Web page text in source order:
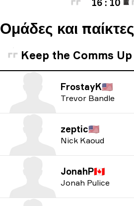
16 : 10
Ομάδες και παίκτες
Keep the Comms Up
FrostayK🇺🇸
Trevor Bandle
zeptic🇺🇸
Nick Kaoud
JonahP🇨🇦
Jonah Pulice